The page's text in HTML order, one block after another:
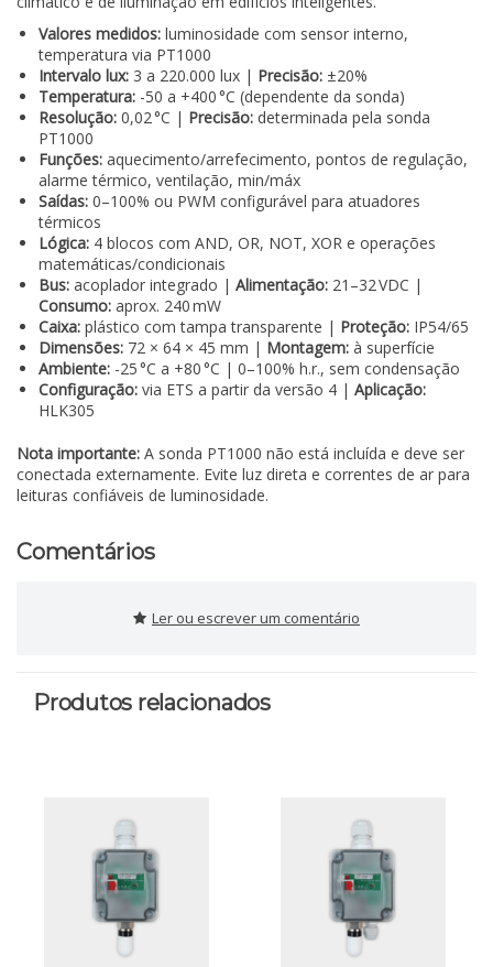
Valores medidos: luminosidade com sensor interno,
temperatura via PT1000
Intervalo lux: 3 a 220.000 lux | Precisão: ±20%
Temperatura: -50 a +400 °C (dependente da sonda)
Resolução: 0,02 °C | Precisão: determinada pela sonda
PT1000
Funções: aquecimento/arrefecimento, pontos de regulação,
alarme térmico, ventilação, min/máx
Saídas: 0–100% ou PWM configurável para atuadores
térmicos
Lógica: 4 blocos com AND, OR, NOT, XOR e operações
matemáticas/condicionais
Bus: acoplador integrado | Alimentação: 21–32 VDC |
Consumo: aprox. 240 mW
Caixa: plástico com tampa transparente | Proteção: IP54/65
Dimensões: 72 × 64 × 45 mm | Montagem: à superfície
Ambiente: -25 °C a +80 °C | 0–100% h.r., sem condensação
Configuração: via ETS a partir da versão 4 | Aplicação:
HLK305
Nota importante: A sonda PT1000 não está incluída e deve ser
conectada externamente. Evite luz direta e correntes de ar para
leituras confiáveis de luminosidade.
Comentários
Ler ou escrever um comentário
Produtos relacionados